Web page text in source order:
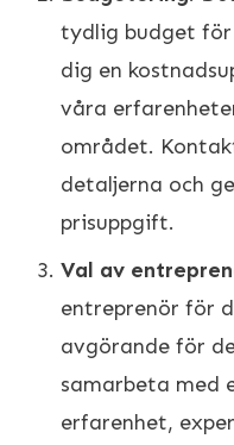
tydlig budget
dig en
våra
området.
detaljerna och
prisuppgift.
Val av
entreprenör för
avgörande för
samarbeta med
erfarenhet,